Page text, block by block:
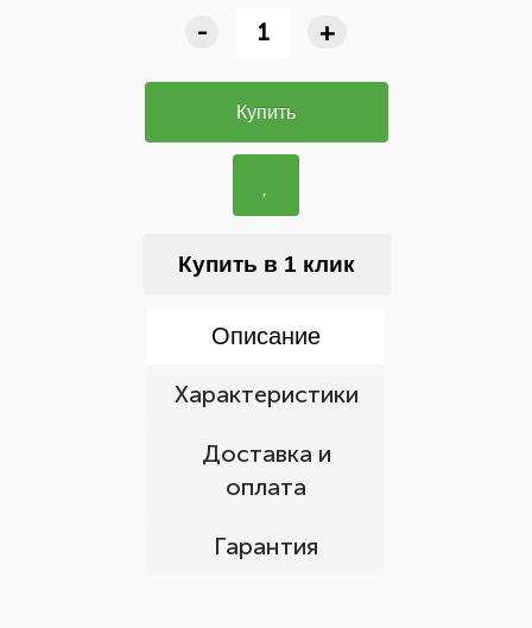
- +
Купить
Купить в 1 клик
Описание
Характеристики
Доставка и
оплата
Гарантия